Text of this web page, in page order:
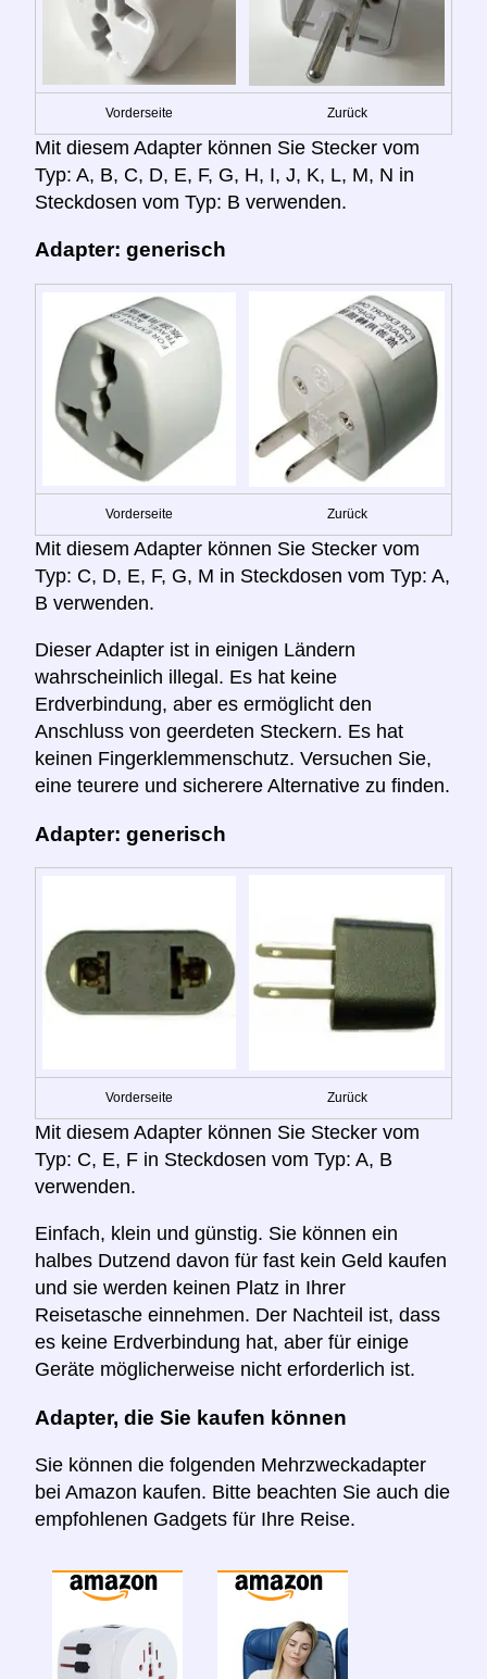
Vorderseite Zurück
Mit diesem Adapter können Sie Stecker vom
Typ: A, B, C, D, E, F, G, H, I, J, K, L, M, N in
Steckdosen vom Typ: B verwenden.
Adapter: generisch
Vorderseite Zurück
Mit diesem Adapter können Sie Stecker vom
Typ: C, D, E, F, G, M in Steckdosen vom Typ: A,
B verwenden.
Dieser Adapter ist in einigen Ländern
wahrscheinlich illegal. Es hat keine
Erdverbindung, aber es ermöglicht den
Anschluss von geerdeten Steckern. Es hat
keinen Fingerklemmenschutz. Versuchen Sie,
eine teurere und sicherere Alternative zu finden.
Adapter: generisch
Vorderseite Zurück
Mit diesem Adapter können Sie Stecker vom
Typ: C, E, F in Steckdosen vom Typ: A, B
verwenden.
Einfach, klein und günstig. Sie können ein
halbes Dutzend davon für fast kein Geld kaufen
und sie werden keinen Platz in Ihrer
Reisetasche einnehmen. Der Nachteil ist, dass
es keine Erdverbindung hat, aber für einige
Geräte möglicherweise nicht erforderlich ist.
Adapter, die Sie kaufen können
Sie können die folgenden Mehrzweckadapter
bei Amazon kaufen. Bitte beachten Sie auch die
empfohlenen Gadgets für Ihre Reise.